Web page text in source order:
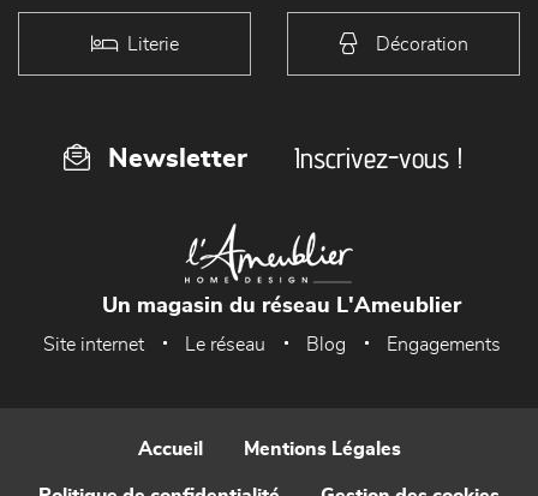
Literie Décoration
Newsletter Inscrivez-vous !
Un magasin du réseau L'Ameublier
Site internet Le réseau Blog Engagements
Accueil Mentions Légales